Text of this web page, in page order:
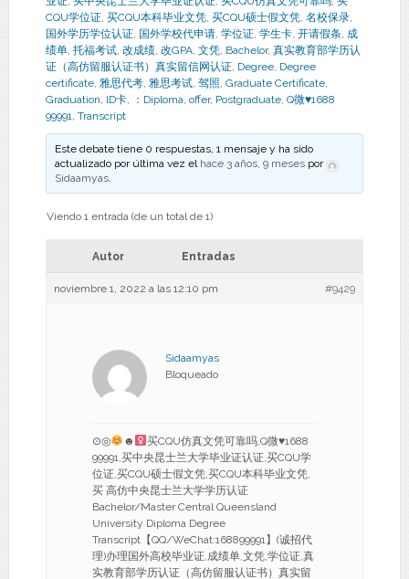
CQU学位证, 买CQU本科毕业文凭, 买CQU硕士假文凭, 名校保录,
国外学历学位认证, 国外学校代申请, 学位证, 学生卡, 开请假条, 成
绩单, 托福考试, 改成绩, 改GPA, 文凭, Bachelor, 真实教育部学历认
证（高仿留服认证书）真实留信网认证, Degree, Degree
certificate, 雅思代考, 雅思考试, 驾照, Graduate Certificate,
Graduation, ID卡, ：Diploma, offer, Postgraduate, Q微♥1688
99991, Transcript
Este debate tiene 0 respuestas, 1 mensaje y ha sido
actualizado por última vez el hace 3 años, 9 meses por
Sidaamyas.
Viendo 1 entrada (de un total de 1)
Autor Entradas
noviembre 1, 2022 a las 12:10 pm #9429
Sidaamyas
Bloqueado
⊙◎ ☻ 买CQU仿真文凭可靠吗,Q微♥1688
99991,买中央昆士兰大学毕业证认证,买CQU学
位证,买CQU硕士假文凭,买CQU本科毕业文凭,
买 高仿中央昆士兰大学学历认证
Bachelor/Master Central Queensland
University Diploma Degree
Transcript【QQ/WeChat:168899991】(诚招代
理)办理国外高校毕业证,成绩单,文凭,学位证,真
实教育部学历认证（高仿留服认证书）真实留